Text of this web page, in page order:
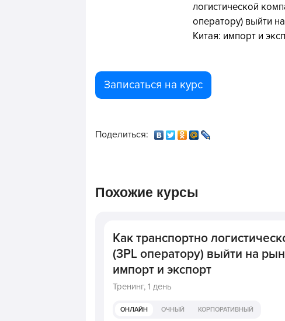
логистической
оператору) выйти
Китая: импорт и
Записаться на курс
Поделиться:
Похожие курсы
Как транспортно
(3PL оператору) выйти на
импорт и экспорт
Тренинг, 1 день
ОНЛАЙН ОЧНЫЙ КОРПОРАТИВНЫЙ